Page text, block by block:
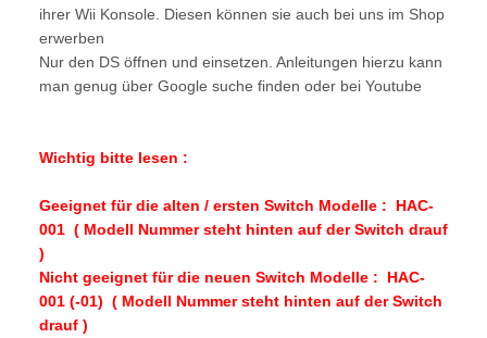
ihrer Wii Konsole. Diesen können sie auch bei uns im Shop
erwerben
Nur den DS öffnen und einsetzen. Anleitungen hierzu kann
man genug über Google suche finden oder bei Youtube
Wichtig bitte lesen :
Geeignet für die alten / ersten Switch Modelle : HAC-
001 ( Modell Nummer steht hinten auf der Switch drauf
)
Nicht geeignet für die neuen Switch Modelle : HAC-
001 (-01) ( Modell Nummer steht hinten auf der Switch
drauf )